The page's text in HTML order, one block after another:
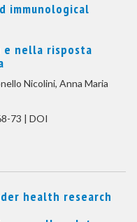
immunological
e nella risposta
Nicolini, Anna Maria
73 | DOI
health research